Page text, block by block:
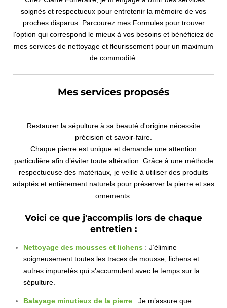
soignés et respectueux pour entretenir la mémoire de vos
proches disparus. Parcourez mes Formules pour trouver
l'option qui correspond le mieux à vos besoins et bénéficiez de
mes services de nettoyage et fleurissement pour un maximum
de commodité.
Mes services proposés
Restaurer la sépulture à sa beauté d'origine nécessite
précision et savoir-faire.
Chaque pierre est unique et demande une attention
particulière afin d’éviter toute altération. Grâce à une méthode
respectueuse des matériaux, je veille à utiliser des produits
adaptés et entièrement naturels pour préserver la pierre et ses
ornements.
Voici ce que j'accomplis lors de chaque
entretien :
Nettoyage des mousses et lichens : J’élimine
soigneusement toutes les traces de mousse, lichens et
autres impuretés qui s'accumulent avec le temps sur la
sépulture.
Balayage minutieux de la pierre : Je m’assure que